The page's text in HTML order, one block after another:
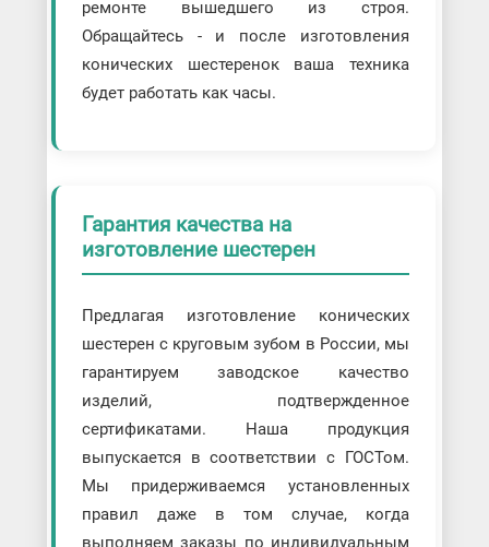
ремонте вышедшего из строя.
Обращайтесь - и после изготовления
конических шестеренок ваша техника
будет работать как часы.
Гарантия качества на
изготовление шестерен
Предлагая изготовление конических
шестерен с круговым зубом в России, мы
гарантируем заводское качество
изделий, подтвержденное
сертификатами. Наша продукция
выпускается в соответствии с ГОСТом.
Мы придерживаемся установленных
правил даже в том случае, когда
выполняем заказы по индивидуальным